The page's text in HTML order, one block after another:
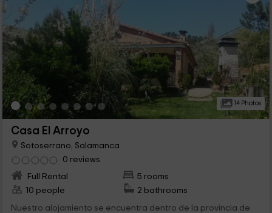
14 Photos
Casa El Arroyo
Sotoserrano, Salamanca
0 reviews
Full Rental
5 rooms
10 people
2 bathrooms
Nuestro alojamiento se encuentra dentro de la provincia de